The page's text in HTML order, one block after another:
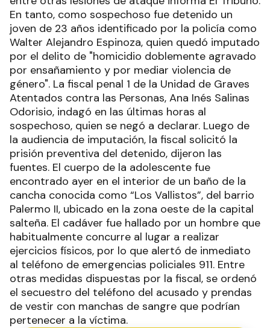
En tanto, como sospechoso fue detenido un
joven de 23 años identificado por la policía como
Walter Alejandro Espinoza, quien quedó imputado
por el delito de "homicidio doblemente agravado
por ensañamiento y por mediar violencia de
género". La fiscal penal 1 de la Unidad de Graves
Atentados contra las Personas, Ana Inés Salinas
Odorisio, indagó en las últimas horas al
sospechoso, quien se negó a declarar. Luego de
la audiencia de imputación, la fiscal solicitó la
prisión preventiva del detenido, dijeron las
fuentes. El cuerpo de la adolescente fue
encontrado ayer en el interior de un baño de la
cancha conocida como “Los Vallistos”, del barrio
Palermo II, ubicado en la zona oeste de la capital
salteña. El cadáver fue hallado por un hombre que
habitualmente concurre al lugar a realizar
ejercicios físicos, por lo que alertó de inmediato
al teléfono de emergencias policiales 911. Entre
otras medidas dispuestas por la fiscal, se ordenó
el secuestro del teléfono del acusado y prendas
de vestir con manchas de sangre que podrían
pertenecer a la víctima.